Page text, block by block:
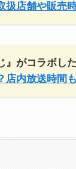
店舗や販売
』がコラボし
内放送時間も